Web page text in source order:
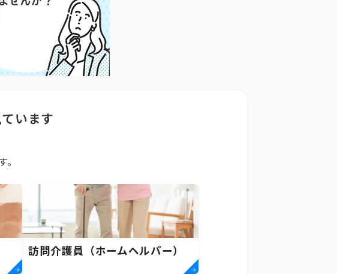
います
訪問介護員（ホームヘルパー）